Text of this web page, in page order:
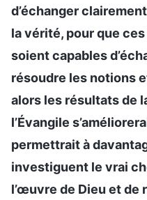
d’échanger
la vérité, pour que
soient capables
résoudre les notions
alors les résultats de
l’Évangile
permettrait à
investiguent le vrai
l’œuvre de Dieu et de